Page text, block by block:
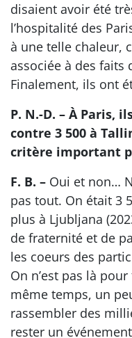
disaient avoir été
l’hospitalité des
à une telle chaleur,
associée à des faits
Finalement, ils ont
P. N.-D. – À Paris,
contre 3 500 à
critère important
F. B. – Oui et non…
pas tout. On était 3
plus à Ljubljana
de fraternité et de
les coeurs des
On n’est pas là
même temps, un
rassembler des
rester un